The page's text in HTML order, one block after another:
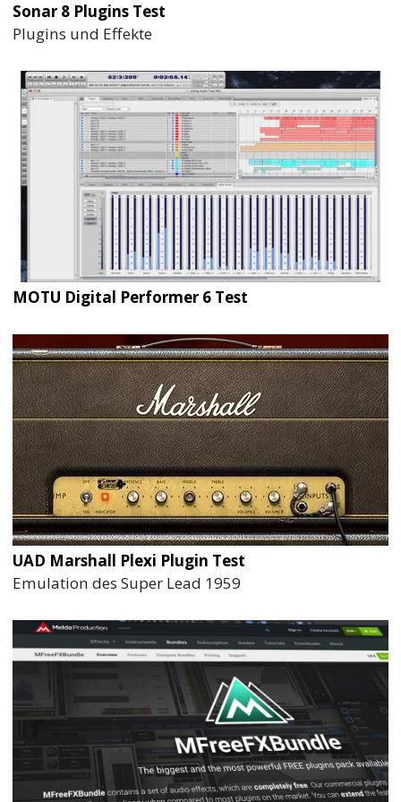
Sonar 8 Plugins Test
Plugins und Effekte
MOTU Digital Performer 6 Test
UAD Marshall Plexi Plugin Test
Emulation des Super Lead 1959